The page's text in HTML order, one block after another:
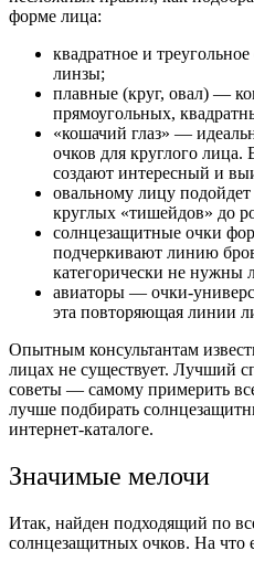
форме лица:
квадратное и
линзы;
плавные (круг, овал) —
прямоугольных,
«кошачий глаз» —
очков для круглого
создают интересный и
овальному лицу
круглых «тишейдов» до
солнцезащитные очки
подчеркивают линию
категорически не нужны
авиаторы — очки-
эта повторяющая линии
Опытным консультантам
лицах не существует. Лучший
советы — самому примерить
лучше подбирать
интернет-каталоге.
Значимые мелочи
Итак, найден подходящий по
солнцезащитных очков. На что